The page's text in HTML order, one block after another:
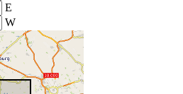
E
W